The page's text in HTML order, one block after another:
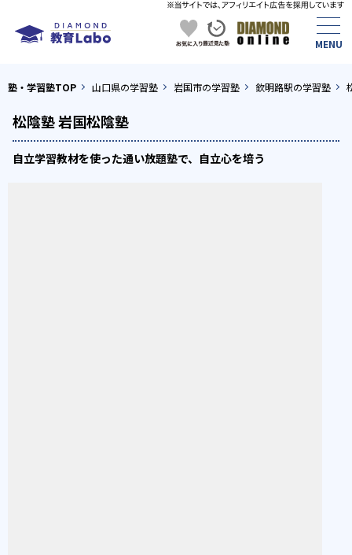
塾・学習塾TOP 山口県の学習塾 岩国市の学習塾 欽明路駅の学習塾
松陰塾 岩国松陰塾
自立学習教材を使った通い放題塾で、自立心を培う